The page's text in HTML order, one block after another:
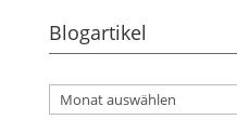
Blogartikel